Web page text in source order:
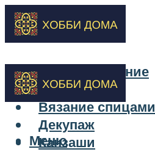
Бисероплетение
Вышивка
Вязание спицами
Декупаж
Канзаши
Меню